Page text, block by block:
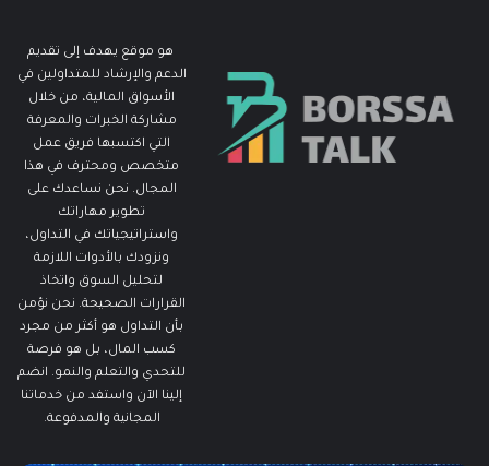
هو موقع يهدف إلى تقديم
الدعم والإرشاد للمتداولين في
الأسواق المالية، من خلال
مشاركة الخبرات والمعرفة
التي اكتسبها فريق عمل
متخصص ومحترف في هذا
المجال. نحن نساعدك على
تطوير مهاراتك
واستراتيجياتك في التداول،
ونزودك بالأدوات اللازمة
لتحليل السوق واتخاذ
القرارات الصحيحة. نحن نؤمن
بأن التداول هو أكثر من مجرد
كسب المال، بل هو فرصة
للتحدي والتعلم والنمو. انضم
إلينا الآن واستفد من خدماتنا
المجانية والمدفوعة.